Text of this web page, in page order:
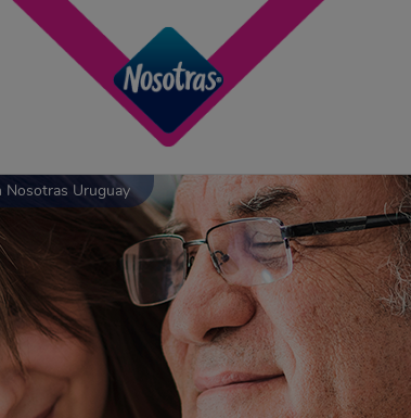
Nosotras Uruguay